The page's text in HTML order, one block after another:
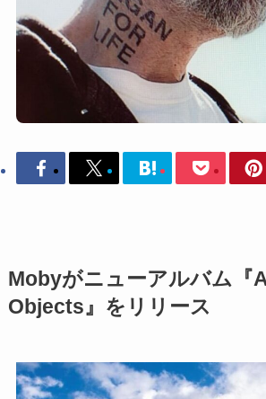
Mobyがニューアルバム『
Objects』をリリース